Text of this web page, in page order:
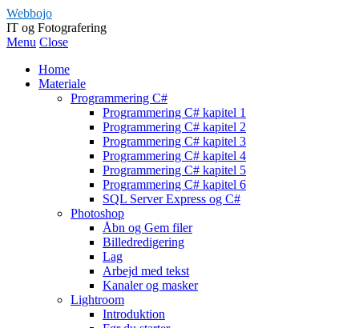
Webbojo
IT og Fotografering
Menu Close
Home
Materiale
Programmering C#
Programmering C# kapitel 1
Programmering C# kapitel 2
Programmering C# kapitel 3
Programmering C# kapitel 4
Programmering C# kapitel 5
Programmering C# kapitel 6
SQL Server Express og C#
Photoshop
Åbn og Gem filer
Billedredigering
Lag
Arbejd med tekst
Kanaler og masker
Lightroom
Introduktion